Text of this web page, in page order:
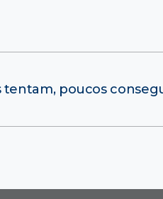
tentam, poucos